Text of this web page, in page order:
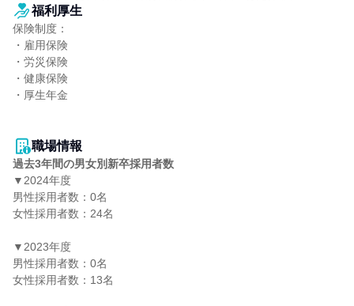
福利厚生
保険制度：
・雇用保険
・労災保険
・健康保険
・厚生年金
職場情報
過去3年間の男女別新卒採用者数
▼2024年度
男性採用者数：0名
女性採用者数：24名
▼2023年度
男性採用者数：0名
女性採用者数：13名